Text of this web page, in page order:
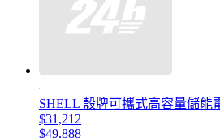
SHELL 殼牌可攜式高容量儲能
$31,212
$49,888